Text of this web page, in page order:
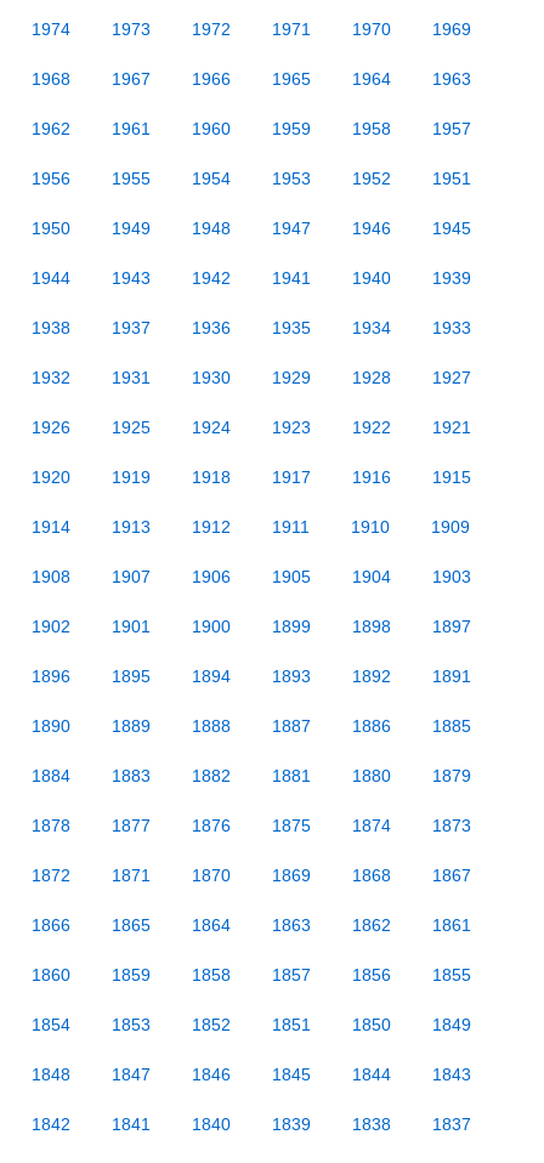
1974 1973 1972 1971 1970 1969
1968 1967 1966 1965 1964 1963
1962 1961 1960 1959 1958 1957
1956 1955 1954 1953 1952 1951
1950 1949 1948 1947 1946 1945
1944 1943 1942 1941 1940 1939
1938 1937 1936 1935 1934 1933
1932 1931 1930 1929 1928 1927
1926 1925 1924 1923 1922 1921
1920 1919 1918 1917 1916 1915
1914 1913 1912 1911 1910 1909
1908 1907 1906 1905 1904 1903
1902 1901 1900 1899 1898 1897
1896 1895 1894 1893 1892 1891
1890 1889 1888 1887 1886 1885
1884 1883 1882 1881 1880 1879
1878 1877 1876 1875 1874 1873
1872 1871 1870 1869 1868 1867
1866 1865 1864 1863 1862 1861
1860 1859 1858 1857 1856 1855
1854 1853 1852 1851 1850 1849
1848 1847 1846 1845 1844 1843
1842 1841 1840 1839 1838 1837